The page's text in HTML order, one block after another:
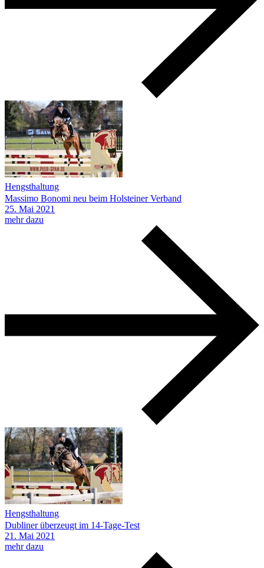
Hengsthaltung
Massimo Bonomi neu beim Holsteiner Verband
25. Mai 2021
mehr dazu
Hengsthaltung
Dubliner überzeugt im 14-Tage-Test
21. Mai 2021
mehr dazu